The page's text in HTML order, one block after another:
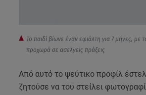
Το παιδί βίωνε έναν εφιάλτη για 7 μήνες,
προχωρά σε ασελγείς πράξεις
Από αυτό το ψεύτικο προφίλ
ζητούσε να του στείλει